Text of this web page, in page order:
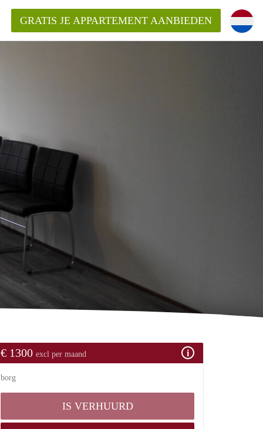
in Den Haag?
DenHaag?
GRATIS JE APPARTEMENT AANBIEDEN
€ 1300 excl per maand
borg
IS VERHUURD